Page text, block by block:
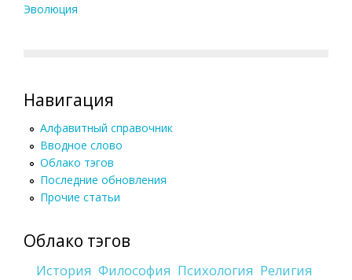
Эволюция
Навигация
Алфавитный справочник
Вводное слово
Облако тэгов
Последние обновления
Прочие статьи
Облако тэгов
История Философия Психология Религия